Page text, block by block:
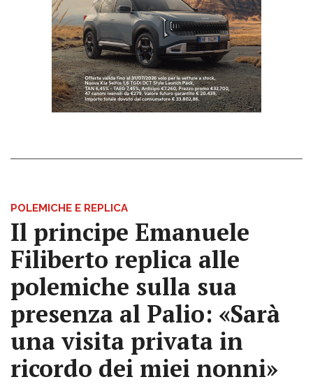
POLEMICHE E REPLICA
Il principe Emanuele
Filiberto replica alle
polemiche sulla sua
presenza al Palio: «Sarà
una visita privata in
ricordo dei miei nonni»